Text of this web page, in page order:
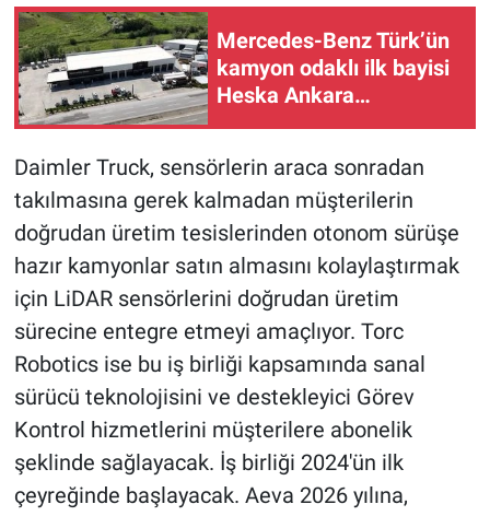
Mercedes-Benz Türk’ün
kamyon odaklı ilk bayisi
Heska Ankara
faaliyetlerine daha da
Daimler Truck, sensörlerin araca sonradan
takılmasına gerek kalmadan müşterilerin
doğrudan üretim tesislerinden otonom sürüşe
hazır kamyonlar satın almasını kolaylaştırmak
için LiDAR sensörlerini doğrudan üretim
sürecine entegre etmeyi amaçlıyor. Torc
Robotics ise bu iş birliği kapsamında sanal
sürücü teknolojisini ve destekleyici Görev
Kontrol hizmetlerini müşterilere abonelik
şeklinde sağlayacak. İş birliği 2024'ün ilk
çeyreğinde başlayacak. Aeva 2026 yılına,